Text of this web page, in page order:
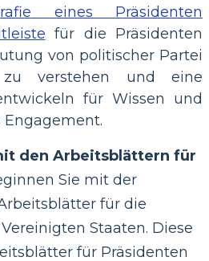
eines Präsidenten
für die Präsidenten
von politischer Partei
verstehen und eine
für Wissen und
den Arbeitsblättern für
Sie mit der
für die
Staaten. Diese
für Präsidenten